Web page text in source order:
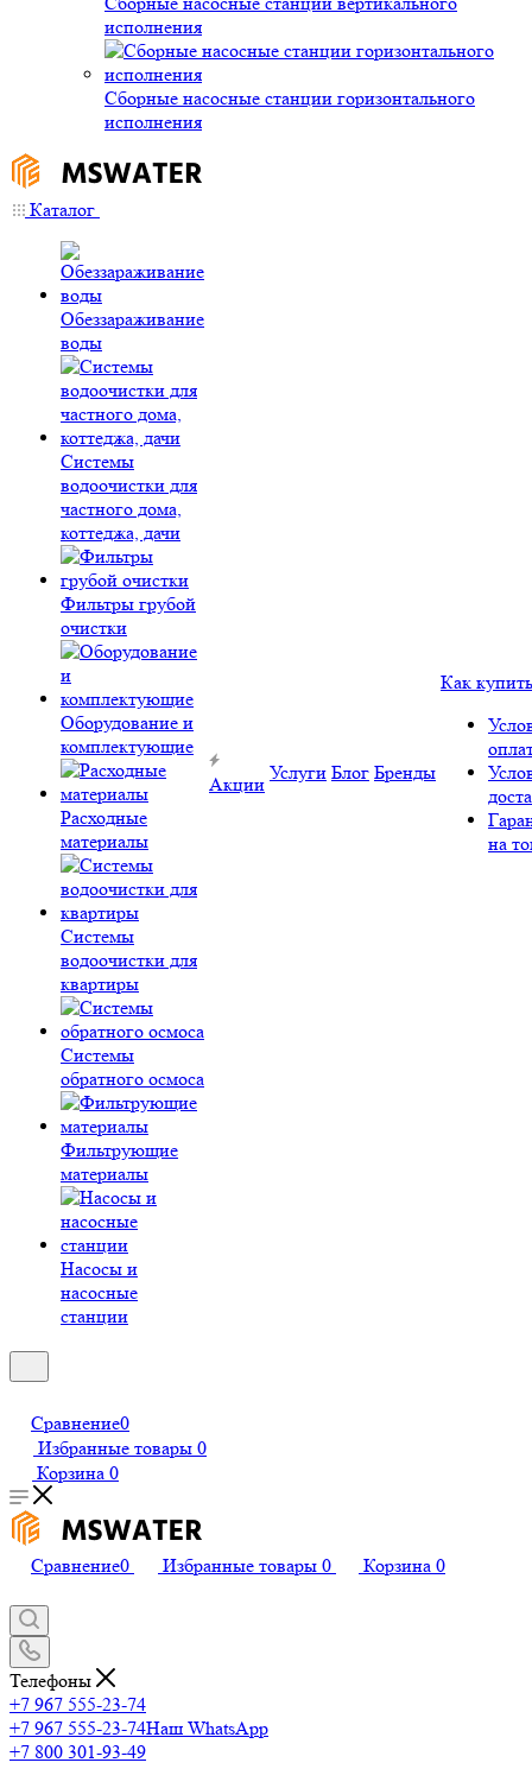
исполнения
Сборные насосные станции горизонтального
исполнения
Каталог
Обеззараживание
воды
Системы
водоочистки для
частного дома,
коттеджа, дачи
Фильтры грубой
очистки
Оборудование и
комплектующие
Расходные
материалы
Системы
водоочистки для
квартиры
Системы
обратного осмоса
Фильтрующие
материалы
Насосы и
насосные
станции
Акции
Услуги Блог Бренды
Как купить
на
Сравнение0
Избранные товары 0
Корзина 0
Сравнение0 Избранные товары 0 Корзина 0
Телефоны
+7 967 555-23-74
+7 967 555-23-74Наш WhatsApp
+7 800 301-93-49